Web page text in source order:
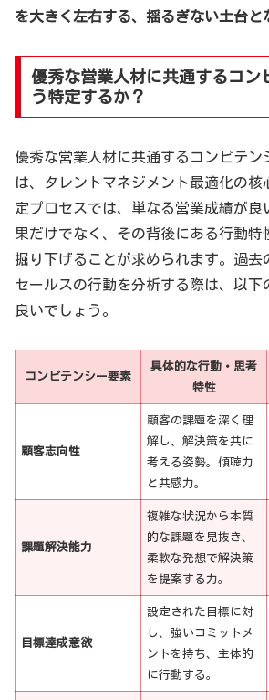
を大きく左右する、揺るぎない土台と
優秀な営業人材に共通するコン
う特定するか？
優秀な営業人材に共通するコンピテン
は、タレントマネジメント最適化の核
定プロセスでは、単なる営業成績が良
果だけでなく、その背後にある行動特
掘り下げることが求められます。過去
セールスの行動を分析する際は、以下
良いでしょう。
コンピテンシー要素
具体的な行動・思考
特性
顧客志向性
顧客の課題を深く理
解し、解決策を共に
考える姿勢。傾聴力
と共感力。
課題解決能力
複雑な状況から本質
的な課題を見抜き、
柔軟な発想で解決策
を提案する力。
目標達成意欲
設定された目標に対
し、強いコミットメ
ントを持ち、主体的
に行動する。